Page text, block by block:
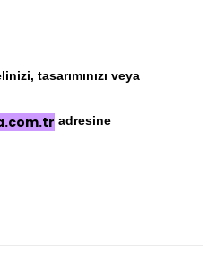
tasarımınızı veya
adresine